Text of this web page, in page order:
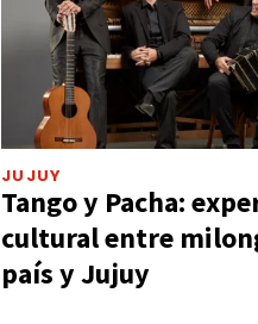
JUJUY
Tango y Pacha:
cultural entre
país y Jujuy